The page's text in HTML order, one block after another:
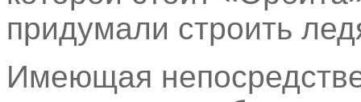
придумали строить
Имеющая